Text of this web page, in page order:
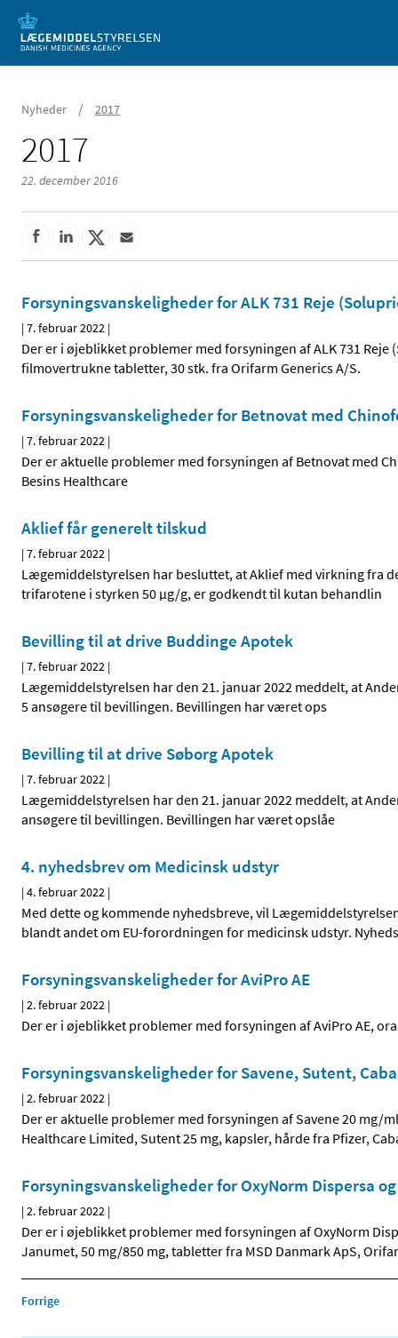
Mobil visning
Nyheder / 2017
2017
22. december 2016
Forsyningsvanskeligheder for ALK 731 Reje
|7. februar 2022 |
Der er i øjeblikket problemer med forsyningen af ALK 731 Reje
filmovertrukne tabletter, 30 stk. fra Orifarm Generics A/S.
Forsyningsvanskeligheder for Betnovat med
|7. februar 2022 |
Der er aktuelle problemer med forsyningen af Betnovat med
Besins Healthcare
Aklief får generelt tilskud
|7. februar 2022 |
Lægemiddelstyrelsen har besluttet, at Aklief med virkning fra
trifarotene i styrken 50 µg/g, er godkendt til kutan behandlin
Bevilling til at drive Buddinge Apotek
|7. februar 2022 |
Lægemiddelstyrelsen har den 21. januar 2022 meddelt, at
5 ansøgere til bevillingen. Bevillingen har været ops
Bevilling til at drive Søborg Apotek
|7. februar 2022 |
Lægemiddelstyrelsen har den 21. januar 2022 meddelt, at
ansøgere til bevillingen. Bevillingen har været opslåe
4. nyhedsbrev om Medicinsk udstyr
|4. februar 2022 |
Med dette og kommende nyhedsbreve, vil
blandt andet om EU-forordningen for medicinsk udstyr.
Forsyningsvanskeligheder for AviPro AE
|2. februar 2022 |
Der er i øjeblikket problemer med forsyningen af AviPro AE,
Forsyningsvanskeligheder for Savene, Sutent,
|2. februar 2022 |
Der er aktuelle problemer med forsyningen af Savene 20
Healthcare Limited, Sutent 25 mg, kapsler, hårde fra Pfizer,
Forsyningsvanskeligheder for OxyNorm Dispersa
|2. februar 2022 |
Der er i øjeblikket problemer med forsyningen af OxyNorm
Janumet, 50 mg/850 mg, tabletter fra MSD Danmark ApS,
Forrige